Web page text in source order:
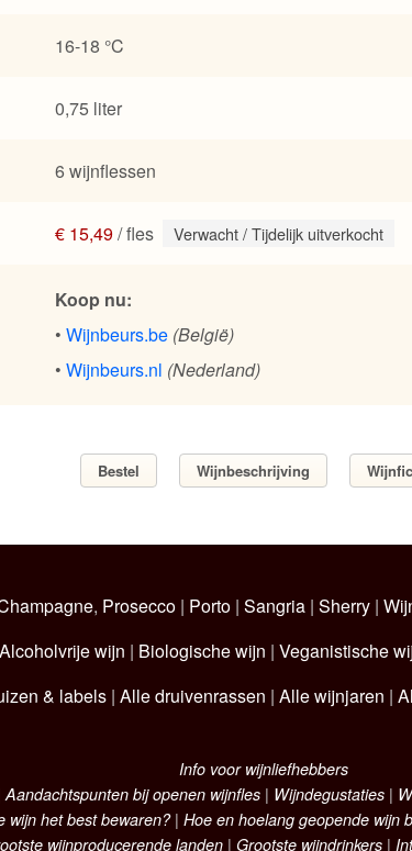
16-18 °C
0,75 liter
6 wijnflessen
€ 15,49/ fles Verwacht / Tijdelijk uitverkocht
Koop nu:
• Wijnbeurs.be (België)
• Wijnbeurs.nl (Nederland)
Bestel Wijnbeschrijving
, Prosecco | Porto | Sangria | Sherry |
Alcoholvrije wijn | Biologische wijn | Veganistische
& labels| Alle druivenrassen | Alle wijnjaren |
Info voor wijnliefhebbers
Aandachtspunten bij openen wijnfles | Wijndegustaties |
wijn het best bewaren?| Hoe en hoelang geopende wijn
wijnproducerende landen | Grootste wijndrinkers |